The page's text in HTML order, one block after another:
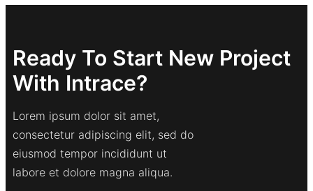
Ready To Start New Project
With Intrace?
Lorem ipsum dolor sit amet,
consectetur adipiscing elit, sed do
eiusmod tempor incididunt ut
labore et dolore magna aliqua.